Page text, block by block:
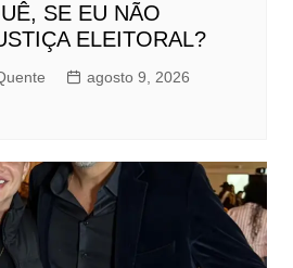
SE EU NÃO
ELEITORAL?
agosto 9, 2026